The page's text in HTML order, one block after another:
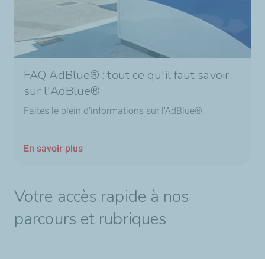
FAQ AdBlue® : tout ce qu'il faut savoir
sur l'AdBlue®
Faites le plein d’informations sur l’AdBlue®.
En savoir plus
Votre accès rapide à nos
parcours et rubriques